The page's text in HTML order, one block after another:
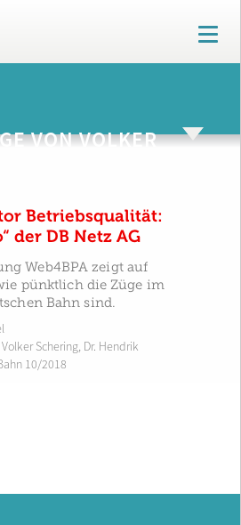
T
o
g
n
VON VOLKER
Betriebsqualität:
der DB Netz AG
Web4BPA zeigt auf
pünktlich die Züge im
Bahn sind.
Volker Schering, Dr. Hendrik
10/2018